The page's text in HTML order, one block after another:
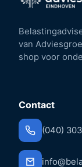
van
shop voor
Contact
(040)